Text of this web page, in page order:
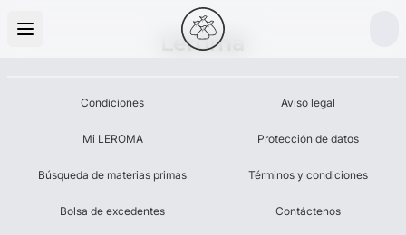
Leroma
Condiciones
Mi LEROMA
Búsqueda de materias primas
Bolsa de excedentes
Aviso legal
Protección de datos
Términos y condiciones
Contáctenos